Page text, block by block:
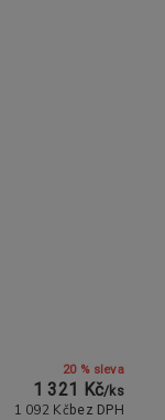
20 % sleva
1 321 Kč/ks
1 092 Kč bez DPH